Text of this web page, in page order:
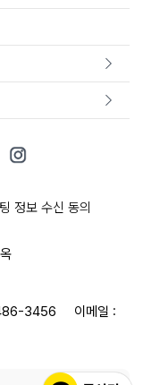
정보 수신 동의
3456
이메일 :